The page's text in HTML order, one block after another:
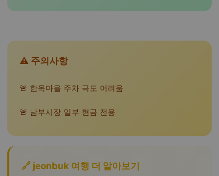
⚠️ 주의사항
🚨 한옥마을 주차 극도 어려움
🚨 남부시장 일부 현금 전용
🔗 jeonbuk 여행 더 알아보기